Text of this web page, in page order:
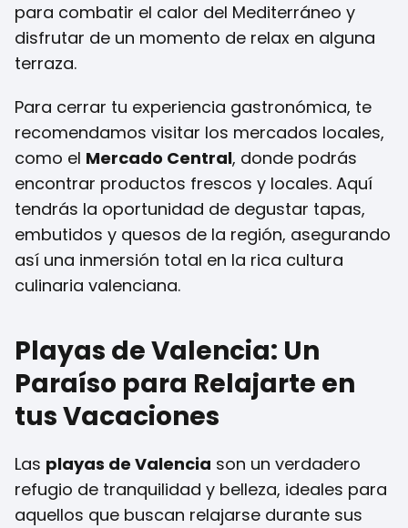
para combatir el calor del Mediterráneo y
disfrutar de un momento de relax en alguna
terraza.
Para cerrar tu experiencia gastronómica, te
recomendamos visitar los mercados locales,
como el Mercado Central, donde podrás
encontrar productos frescos y locales. Aquí
tendrás la oportunidad de degustar tapas,
embutidos y quesos de la región, asegurando
así una inmersión total en la rica cultura
culinaria valenciana.
Playas de Valencia: Un
Paraíso para Relajarte en
tus Vacaciones
Las playas de Valencia son un verdadero
refugio de tranquilidad y belleza, ideales para
aquellos que buscan relajarse durante sus